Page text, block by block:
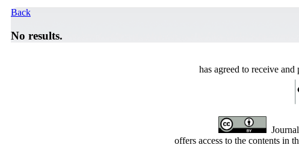
Back
No results.
has agreed to receive
Journal
offers access to the contents in